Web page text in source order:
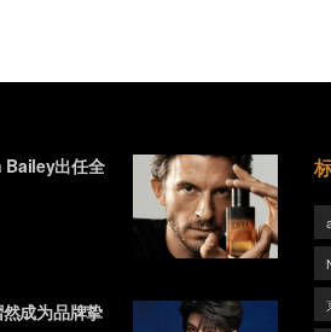
出任全
成为品牌挚